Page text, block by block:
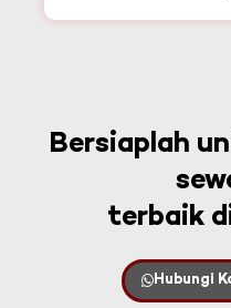
Bersiaplah
terbaik
Hubungi